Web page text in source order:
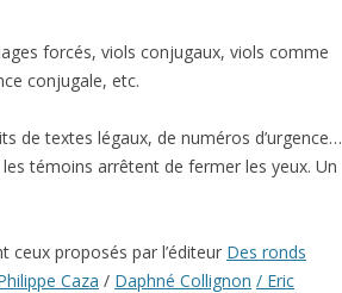
forcés, viols conjugaux, viols comme
conjugale, etc.
de textes légaux, de numéros d’urgence…
témoins arrêtent de fermer les yeux. Un
ceux proposés par l’éditeur Des ronds
Caza / Daphné Collignon / Eric